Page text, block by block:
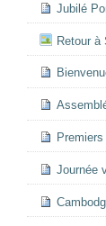
Jubilé
Retour à
Journée